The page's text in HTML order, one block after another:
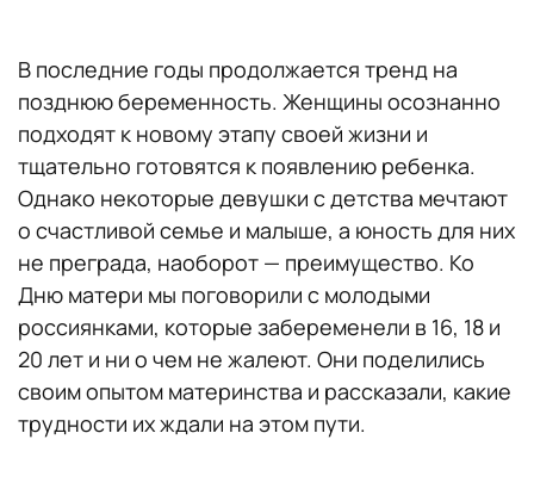
В последние годы продолжается тренд на
позднюю беременность. Женщины осознанно
подходят к новому этапу своей жизни и
тщательно готовятся к появлению ребенка.
Однако некоторые девушки с детства мечтают
о счастливой семье и малыше, а юность для них
не преграда, наоборот — преимущество. Ко
Дню матери мы поговорили с молодыми
россиянками, которые забеременели в 16, 18 и
20 лет и ни о чем не жалеют. Они поделились
своим опытом материнства и рассказали, какие
трудности их ждали на этом пути.